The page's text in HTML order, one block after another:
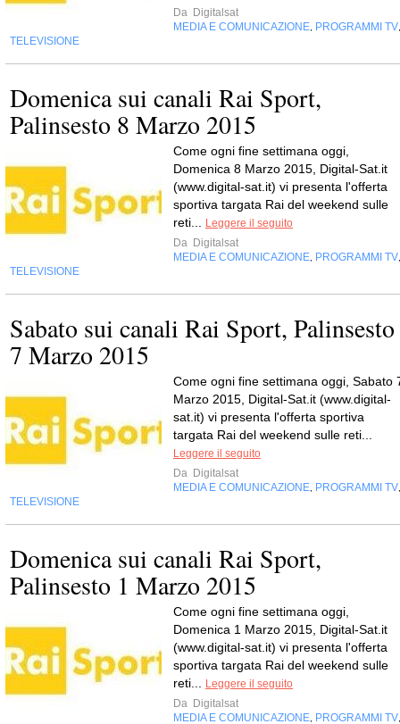
Da Digitalsat
MEDIA E COMUNICAZIONE PROGRAMMI TV
TELEVISIONE
Domenica sui canali Rai Sport,
Palinsesto 8 Marzo 2015
Come ogni fine settimana oggi,
Domenica 8 Marzo 2015, Digital-Sat.it
(www.digital-sat.it) vi presenta l'offerta
sportiva targata Rai del weekend sulle
reti...
Leggere il seguito
Da Digitalsat
MEDIA E COMUNICAZIONE PROGRAMMI TV
TELEVISIONE
Sabato sui canali Rai Sport, Palinsesto
7 Marzo 2015
Come ogni fine settimana oggi, Sabato
Marzo 2015, Digital-Sat.it (www.digital-
sat.it) vi presenta l'offerta sportiva
targata Rai del weekend sulle reti...
Leggere il seguito
Da Digitalsat
MEDIA E COMUNICAZIONE PROGRAMMI TV
TELEVISIONE
Domenica sui canali Rai Sport,
Palinsesto 1 Marzo 2015
Come ogni fine settimana oggi,
Domenica 1 Marzo 2015, Digital-Sat.it
(www.digital-sat.it) vi presenta l'offerta
sportiva targata Rai del weekend sulle
reti...
Leggere il seguito
Da Digitalsat
MEDIA E COMUNICAZIONE PROGRAMMI TV